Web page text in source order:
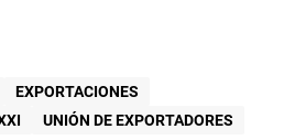
EXPORTACIONES
UNIÓN DE EXPORTADORES